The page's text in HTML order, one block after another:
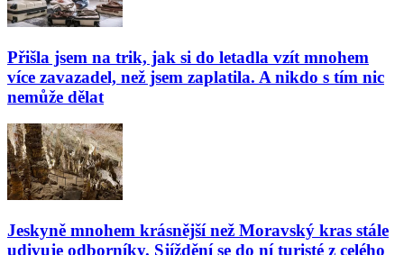
Přišla jsem na trik, jak si do letadla vzít mnohem
více zavazadel, než jsem zaplatila. A nikdo s tím nic
nemůže dělat
Jeskyně mnohem krásnější než Moravský kras stále
udivuje odborníky. Sjíždění se do ní turisté z celého